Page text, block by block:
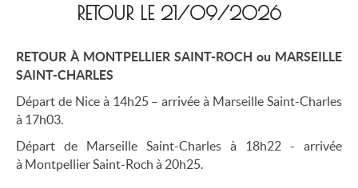
RETOUR LE 21/09/2026
RETOUR À MONTPELLIER SAINT-ROCH ou MARSEILLE
SAINT-CHARLES
Départ de Nice à 14h25 – arrivée à Marseille Saint-Charles
à 17h03.
Départ de Marseille Saint-Charles à 18h22 - arrivée
à Montpellier Saint-Roch à 20h25.